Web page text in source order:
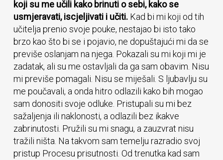
koji su me učili kako brinuti o sebi, kako se
usmjeravati, iscjeljivati i učiti. Kad bi mi koji od tih
učitelja prenio svoje pouke, nestajao bi isto tako
brzo kao što bi se i pojavio, ne dopuštajući mi da se
previše oslanjam na njega. Pokazali su mi koji mi je
zadatak, ali su me ostavljali da ga sam obavim. Nisu
mi previše pomagali. Nisu se miješali. S ljubavlju su
me poučavali, a onda hitro odlazili kako bih mogao
sam donositi svoje odluke. Pristupali su mi bez
sažaljenja ili naklonosti, a odlazili bez ikakve
zabrinutosti. Pružili su mi snagu, a zauzvrat nisu
tražili ništa. Na takvom sam temelju razradio svoj
pristup Procesu prisutnosti. Od trenutka kad sam